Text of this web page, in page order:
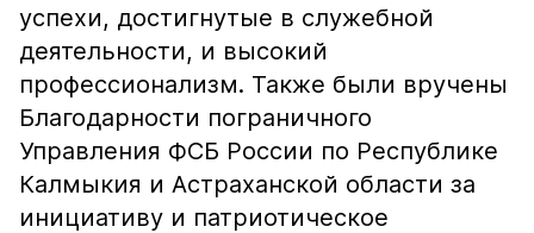
успехи, достигнутые в служебной
деятельности, и высокий
профессионализм. Также были вручены
Благодарности пограничного
Управления ФСБ России по Республике
Калмыкия и Астраханской области за
инициативу и патриотическое